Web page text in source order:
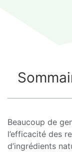
Beaucoup de
l’efficacité des
d’ingrédients